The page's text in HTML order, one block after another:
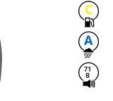
C
A
71
B